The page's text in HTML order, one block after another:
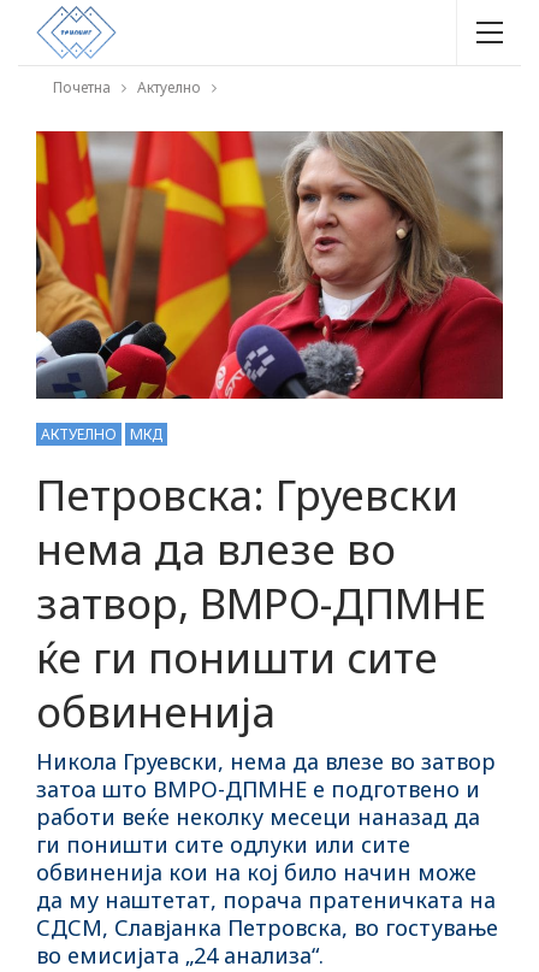
Почетна Актуелно
АКТУЕЛНО МКД
Петровска: Груевски
нема да влезе во
затвор, ВМРО-ДПМНЕ
ќе ги поништи сите
обвиненија
Никола Груевски, нема да влезе во затвор
затоа што ВМРО-ДПМНЕ е подготвено и
работи веќе неколку месеци наназад да
ги поништи сите одлуки или сите
обвиненија кои на кој било начин може
да му наштетат, порача пратеничката на
СДСМ, Славјанка Петровска, во гостување
во емисијата „24 анализа“.